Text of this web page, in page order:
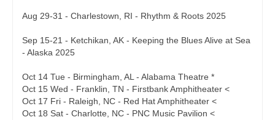
Aug 29-31 - Charlestown, RI - Rhythm & Roots 2025
Sep 15-21 - Ketchikan, AK - Keeping the Blues Alive at Sea
- Alaska 2025
Oct 14 Tue - Birmingham, AL - Alabama Theatre *
Oct 15 Wed - Franklin, TN - Firstbank Amphitheater <
Oct 17 Fri - Raleigh, NC - Red Hat Amphitheater <
Oct 18 Sat - Charlotte, NC - PNC Music Pavilion <